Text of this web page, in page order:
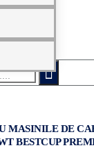
MASINILE DE
BESTCUP